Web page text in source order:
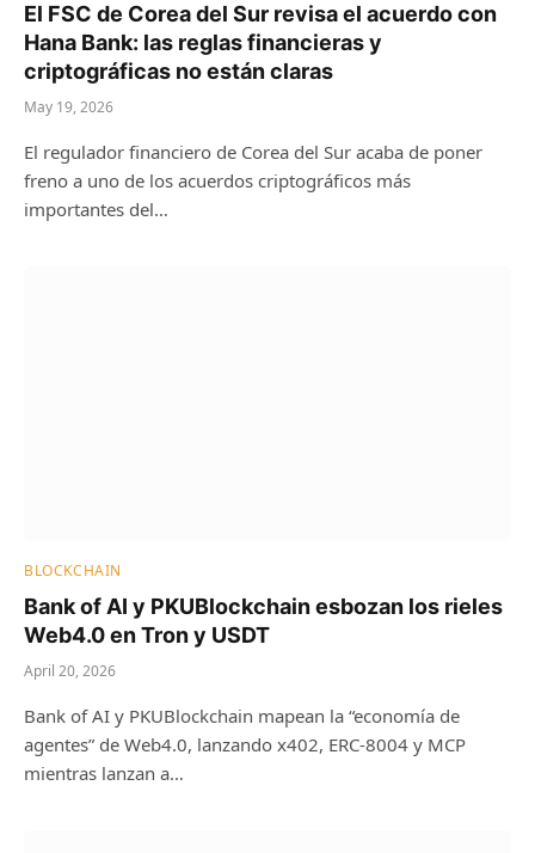
El FSC de Corea del Sur revisa el acuerdo con
Hana Bank: las reglas financieras y
criptográficas no están claras
May 19, 2026
El regulador financiero de Corea del Sur acaba de poner
freno a uno de los acuerdos criptográficos más
importantes del…
BLOCKCHAIN
Bank of AI y PKUBlockchain esbozan los rieles
Web4.0 en Tron y USDT
April 20, 2026
Bank of AI y PKUBlockchain mapean la “economía de
agentes” de Web4.0, lanzando x402, ERC-8004 y MCP
mientras lanzan a…